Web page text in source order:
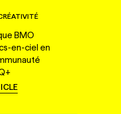
BMO
en-ciel en